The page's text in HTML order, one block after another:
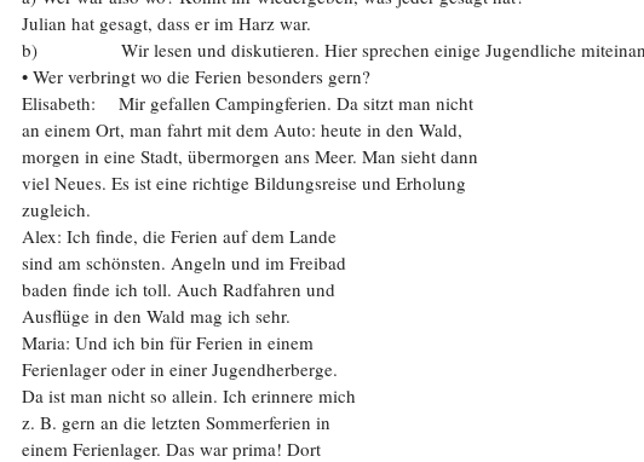
Вузы
ответа
Олимпиады
ответа
Spotlight
ГИА
ответов
Отношения,Любовь,
Julian hat gesagt, dass er im Harz war.
b) Wir lesen und diskutieren. Hier sprechen einige Jugendliche
• Wer verbringt wo die Ferien besonders gern?
Elisabeth: Mir gefallen Campingferien. Da sitzt man nicht
an einem Ort, man fahrt mit dem Auto: heute in den Wald,
morgen in eine Stadt, übermorgen ans Meer. Man sieht dann
viel Neues. Es ist eine richtige Bildungsreise und Erholung
zugleich.
Alex: Ich finde, die Ferien auf dem Lande
sind am schönsten. Angeln und im Freibad
baden finde ich toll. Auch Radfahren und
Ausflüge in den Wald mag ich sehr.
Maria: Und ich bin für Ferien in einem
Ferienlager oder in einer Jugendherberge.
Da ist man nicht so allein. Ich erinnere mich
z. B. gern an die letzten Sommerferien in
einem Ferienlager. Das war prima! Dort